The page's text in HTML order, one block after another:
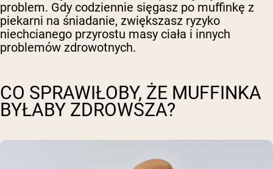
problem. Gdy codziennie sięgasz po muffinkę z
piekarni na śniadanie, zwiększasz ryzyko
niechcianego przyrostu masy ciała i innych
problemów zdrowotnych.
CO SPRAWIŁOBY, ŻE MUFFINKA
BYŁABY ZDROWSZA?